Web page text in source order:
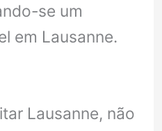
se um
em Lausanne.
Lausanne, não